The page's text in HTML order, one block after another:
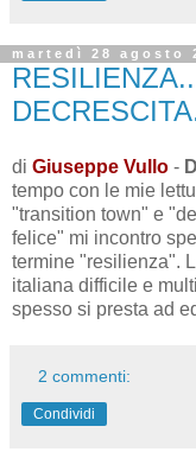
martedì 28 agosto
di Giuseppe Vullo -
tempo con le mie
"transition town" e
felice" mi incontro
termine "resilienza".
italiana difficile e
spesso si presta ad
2 commenti:
Condividi